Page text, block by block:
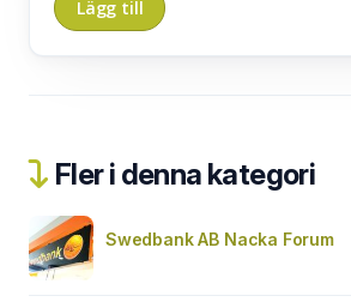
Fler i denna kategori
Swedbank AB Nacka Forum